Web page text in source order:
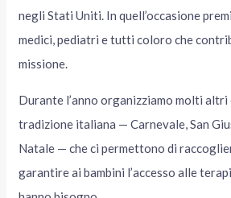
negli Stati Uniti. In quell’occasione
medici, pediatri e tutti coloro che
missione.
Durante l’anno organizziamo molti
tradizione italiana — Carnevale, San
Natale — che ci permettono di
garantire ai bambini l’accesso alle